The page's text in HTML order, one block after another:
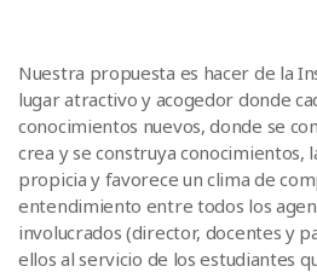
Nuestra propuesta es hacer de la
lugar atractivo y acogedor donde
conocimientos nuevos, donde se
crea y se construya conocimientos,
propicia y favorece un clima de
entendimiento entre todos los
involucrados (director, docentes y
ellos al servicio de los estudiantes